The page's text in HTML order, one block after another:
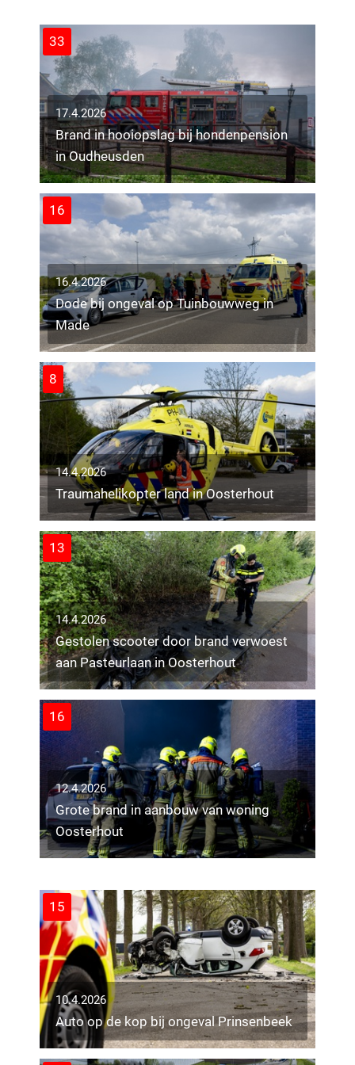
6
33
17.4.2026
Brand in hooiopslag bij hondenpension
in Oudheusden
16
16.4.2026
Dode bij ongeval op Tuinbouwweg in
Made
8
14.4.2026
Traumahelikopter land in Oosterhout
13
14.4.2026
Gestolen scooter door brand verwoest
aan Pasteurlaan in Oosterhout
16
12.4.2026
Grote brand in aanbouw van woning
Oosterhout
12
11.4.2026
Vijf auto’s beschadigd door brand in
Tilburg-Noord
15
10.4.2026
Auto op de kop bij ongeval Prinsenbeek